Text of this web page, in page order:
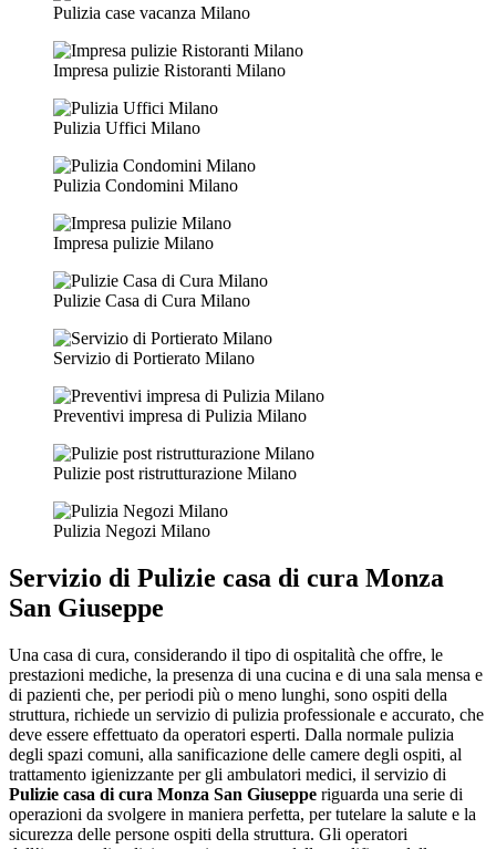
Pulizia case vacanza Milano
Impresa pulizie Ristoranti Milano
Pulizia Uffici Milano
Pulizia Condomini Milano
Impresa pulizie Milano
Pulizie Casa di Cura Milano
Servizio di Portierato Milano
Preventivi impresa di Pulizia Milano
Pulizie post ristrutturazione Milano
Pulizia Negozi Milano
Servizio di Pulizie casa di cura Monza
San Giuseppe
Una casa di cura, considerando il tipo di ospitalità che offre, le
prestazioni mediche, la presenza di una cucina e di una sala mensa e
di pazienti che, per periodi più o meno lunghi, sono ospiti della
struttura, richiede un servizio di pulizia professionale e accurato, che
deve essere effettuato da operatori esperti. Dalla normale pulizia
degli spazi comuni, alla sanificazione delle camere degli ospiti, al
trattamento igienizzante per gli ambulatori medici, il servizio di
Pulizie casa di cura Monza San Giuseppe riguarda una serie di
operazioni da svolgere in maniera perfetta, per tutelare la salute e la
sicurezza delle persone ospiti della struttura. Gli operatori